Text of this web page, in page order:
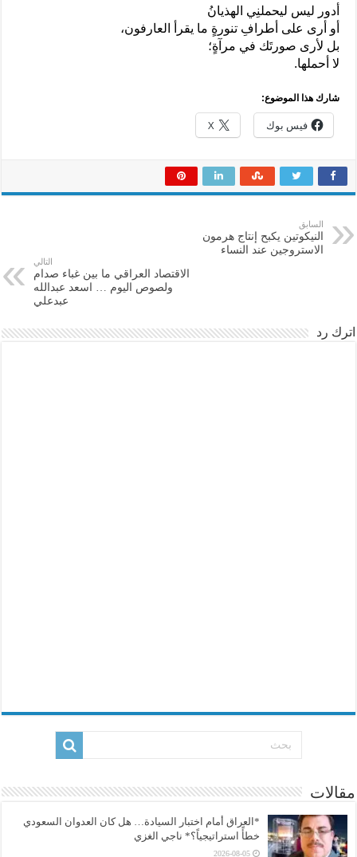
أ‏دور ‏‏ليس ‏ليحملنِي الهذيانُ
‏أ‏و ‏أرى على ‏‏أطرافِ تنورةٍ ‏ما يقرأ ‏العارفون،
‏بل لأرى صورتَك ‏في مرآةٍ؛ ‏
‏لا ‏أحملها‏.
شارك هذا الموضوع:
فيس بوك X
السابق
النيكوتين يكبح إنتاج هرمون
الاستروجين عند النساء
التالي
الاقتصاد العراقي ما بين غباء صدام
ولصوص اليوم … اسعد عبدالله
عبدعلي
اترك رد
مقالات
*العراق أمام اختبار السيادة… هل كان العدوان السعودي
خطأً استراتيجياً؟* ناجي الغزي
2026-08-05